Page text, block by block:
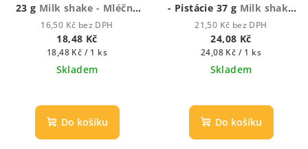
23 g Milk shake - Mléčný
koktejl
16,50 Kč bez DPH
18,48 Kč
Měrná
cena:
18,48 Kč / 1 ks
Skladem
Do košíku
- Pistácie 37 g Milk shake
- Mléčný koktejl
21,50 Kč bez DPH
24,08 Kč
Měrná
cena:
24,08 Kč / 1 ks
Skladem
hodnocení
produktu
Do košíku